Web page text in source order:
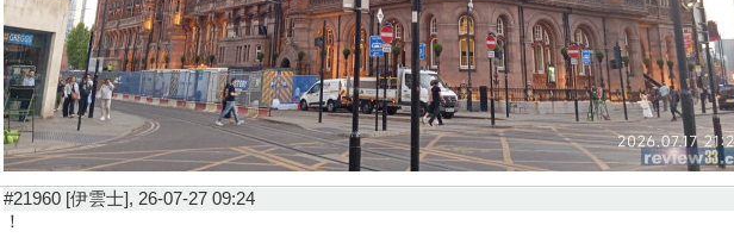
#21960 [伊雲士], 26-07-27 09:24
！